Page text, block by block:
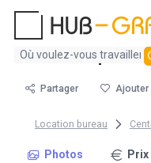
Aucun
trouvé
Bureau
Partager Ajouter
Location bureau
Photos Prix